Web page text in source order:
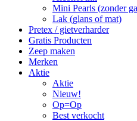
Mini Pearls (zonder
Lak (glans of mat)
Pretex / gietverharder
Gratis Producten
Zeep maken
Merken
Aktie
Aktie
Nieuw!
Op=Op
Best verkocht